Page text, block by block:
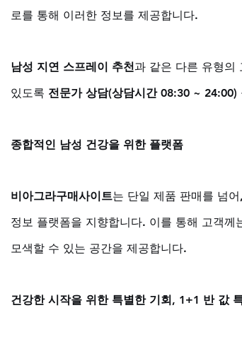
로를 통해 이러한 정보를 제공합니다.
남성 지연 스프레이 추천과 같은 다른 유형의
있도록 전문가 상담(상담시간 08:30 ~ 24:00)
종합적인 남성 건강을 위한 플랫폼
비아그라구매사이트는 단일 제품 판매를 넘어,
정보 플랫폼을 지향합니다. 이를 통해 고객
모색할 수 있는 공간을 제공합니다.
건강한 시작을 위한 특별한 기회, 1+1 반 값